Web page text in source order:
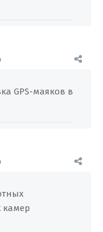
GPS-маяков в
камер